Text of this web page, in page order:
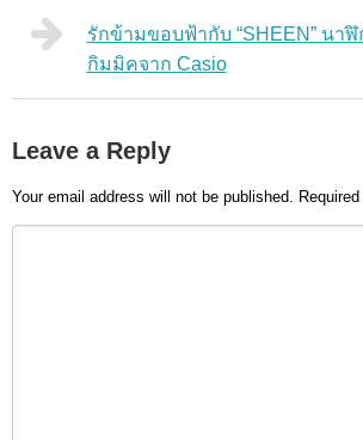
รักข้ามขอบฟ้ากับ “SHEEN” นา
กิมมิคจาก Casio
Leave a Reply
Your email address will not be published.